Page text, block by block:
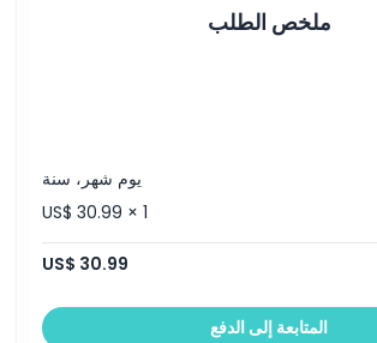
ملخص الطلب
يوم شهر، سنة
US$ 30.99 × 1
US$ 30.99
المتابعة إلى الدفع